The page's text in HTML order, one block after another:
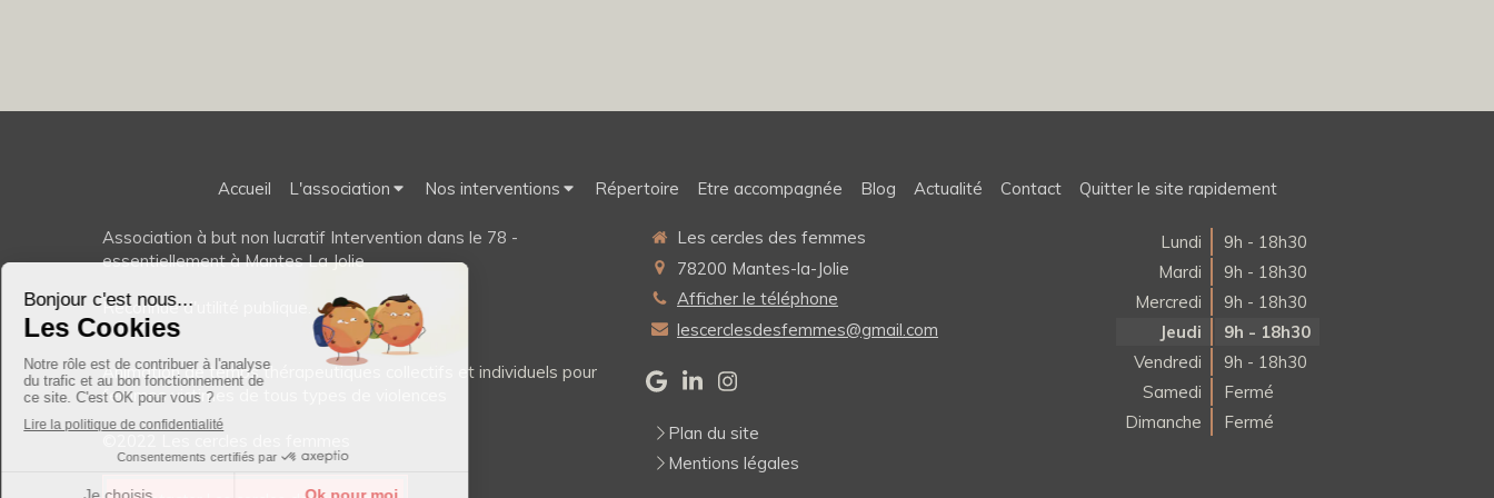
Accueil L'association Nos interventions Répertoire Etre accompagnée Blog Actualité Contact Quitter le site rapidement
Association à but non lucratif Intervention dans le 78 -
essentiellement à Mantes La Jolie
Reconnue d'utilité publique.
Animation de temps thérapeutiques collectifs et individuels pour
femmes victimes de tous types de violences
Les cercles des femmes
78200 Mantes-la-Jolie
Afficher le téléphone
lescerclesdesfemmes@gmail.com
Plan du site
Mentions légales
Lundi
9h - 18h30
Mardi
9h - 18h30
Mercredi
9h - 18h30
Jeudi
9h - 18h30
Vendredi
9h - 18h30
Samedi
Fermé
Dimanche
Fermé